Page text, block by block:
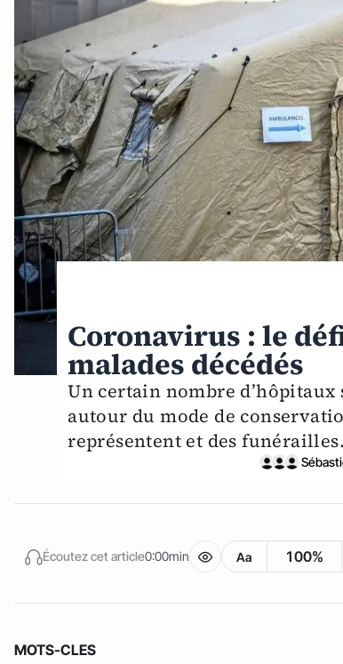
Coronavirus : le
malades décédés
Un certain nombre d’hôpitaux
autour du mode de
représentent et des funérailles.
Écoutez cet article0:00min Aa 100%
MOTS-CLES